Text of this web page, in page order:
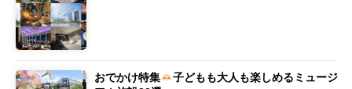
おでかけ特集
子どもも大人も楽しめるミュージ